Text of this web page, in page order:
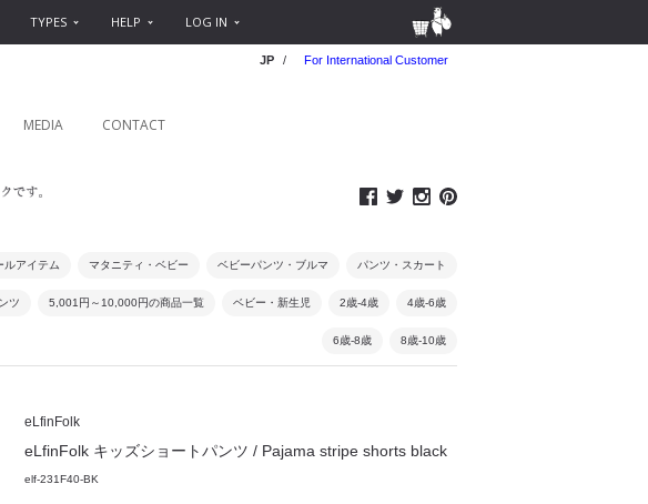
TYPES HELP LOG IN
JP / For International Customer
MEDIA CONTACT
ルアイテム マタニティ・ベビー ベビーパンツ・ブルマ パンツ・スカート
ツ 5,001円～10,000円の商品一覧 ベビー・新生児 2歳-4歳 4歳-6歳
6歳-8歳 8歳-10歳
eLfinFolk
eLfinFolk キッズショートパンツ / Pajama stripe shorts black
elf-231F40-BK